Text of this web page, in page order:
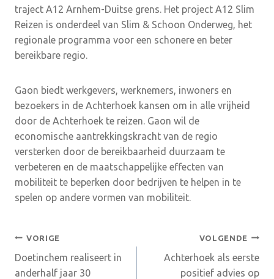
traject A12 Arnhem-Duitse grens. Het project A12 Slim
Reizen is onderdeel van Slim & Schoon Onderweg, het
regionale programma voor een schonere en beter
bereikbare regio.
Gaon biedt werkgevers, werknemers, inwoners en
bezoekers in de Achterhoek kansen om in alle vrijheid
door de Achterhoek te reizen. Gaon wil de
economische aantrekkingskracht van de regio
versterken door de bereikbaarheid duurzaam te
verbeteren en de maatschappelijke effecten van
mobiliteit te beperken door bedrijven te helpen in te
spelen op andere vormen van mobiliteit.
Bericht
navigatie
VORIGE
Doetinchem realiseert in
anderhalf jaar 30
VOLGENDE
Achterhoek als eerste
positief advies op